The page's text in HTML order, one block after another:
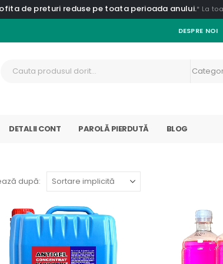
de preturi reduse pe toata perioada anului.* La
DESPRE NOI
DETALII CONT PAROLĂ PIERDUTĂ BLOG
după: